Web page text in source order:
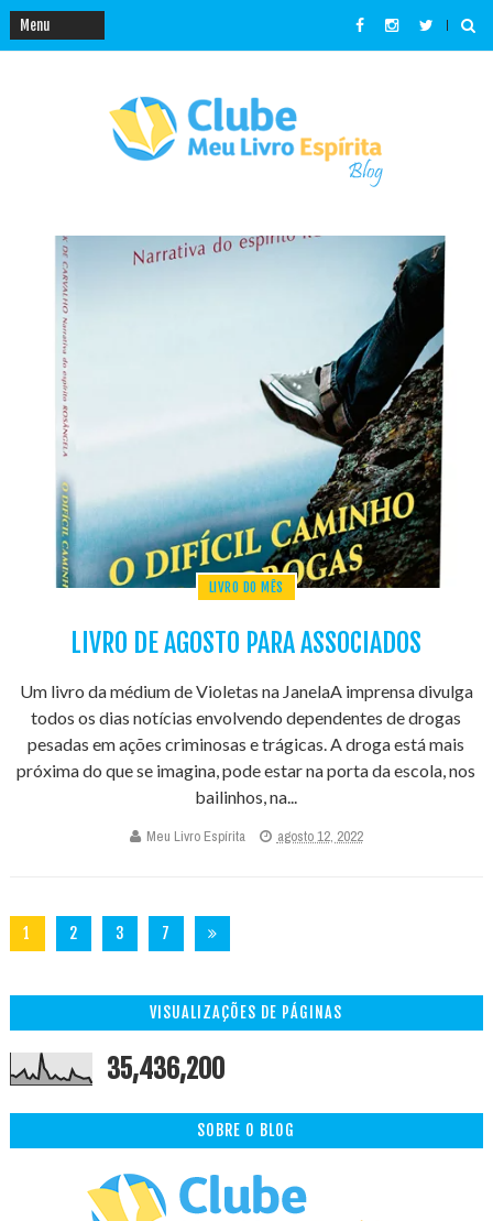
LIVRO DO MÊS
LIVRO DE AGOSTO PARA ASSOCIADOS
Um livro da médium de Violetas na JanelaA imprensa divulga
todos os dias notícias envolvendo dependentes de drogas
pesadas em ações criminosas e trágicas. A droga está mais
próxima do que se imagina, pode estar na porta da escola, nos
bailinhos, na...
Meu Livro Espírita agosto 12, 2022
1 2 3
7
VISUALIZAÇÕES DE PÁGINAS
35,436,200
SOBRE O BLOG